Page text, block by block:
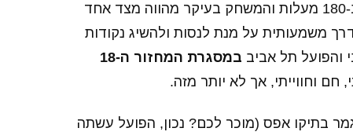
ברורים כשמש, המצב המנטלי בין המועדונים שונה ב-180 מעלות והמשחק בעיקר מהווה מצד אחד
משמעותית על מנת לנסות ולהשיג נקודות
תל אביב
במסגרת המחזור ה-18
חם וחווייתי, אך לא יותר מזה.
בתיקו אפס (מוכר לכם? נכון, הפועל עשתה